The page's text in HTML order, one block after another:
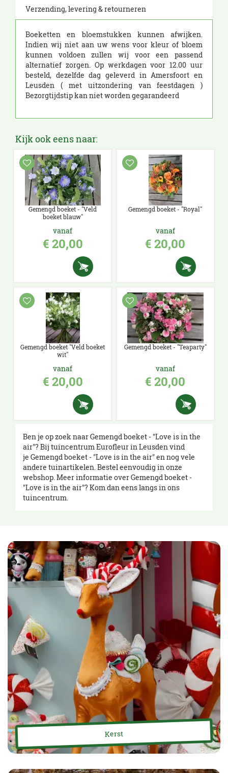
Verzending, levering & retourneren
Boeketten en bloemstukken kunnen afwijken.
Indien wij niet aan uw wens voor kleur of bloem
kunnen voldoen zullen wij voor een passend
alternatief zorgen. Op werkdagen voor 12.00 uur
besteld, dezelfde dag geleverd in Amersfoort en
Leusden ( met uitzondering van feestdagen )
Bezorgtijdstip kan niet worden gegarandeerd
Kijk ook eens naar:
Gemengd boeket - "Veld
boeket blauw"
vanaf
€20,00
Gemengd boeket - "Royal"
vanaf
€20,00
Gemengd boeket "Veld boeket
wit"
vanaf
€20,00
Gemengd boeket - "Teaparty"
vanaf
€20,00
Ben je op zoek naar Gemengd boeket - "Love is in the
air"? Bij tuincentrum Eurofleur in Leusden vind
je Gemengd boeket - "Love is in the air" en nog vele
andere tuinartikelen. Bestel eenvoudig in onze
webshop. Meer informatie over Gemengd boeket -
"Love is in the air"? Kom dan eens langs in ons
tuincentrum.
Kerst